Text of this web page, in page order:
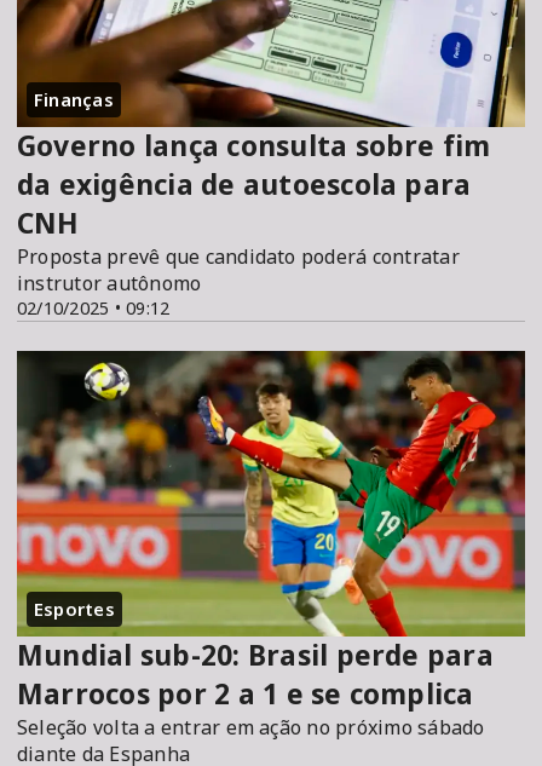
Finanças
02/10/2025 • 09:12
Governo lança consulta sobre fim
da exigência de autoescola para
CNH
Proposta prevê que candidato poderá contratar
instrutor autônomo
Esportes
Mundial sub-20: Brasil perde para
Marrocos por 2 a 1 e se complica
Seleção volta a entrar em ação no próximo sábado
diante da Espanha